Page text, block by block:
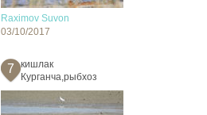
Raximov Suvon
03/10/2017
7
кишлак
Курганча,рыбхоз